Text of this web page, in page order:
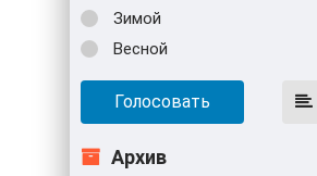
Зимой
Весной
Голосовать
Архив